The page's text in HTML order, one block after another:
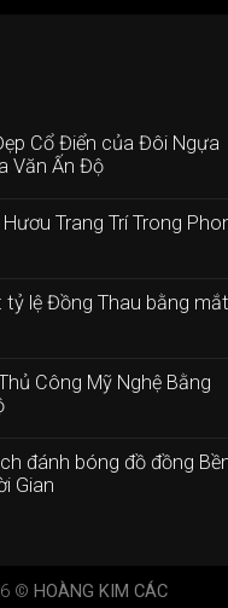
Cổ Điển của Đôi Ngựa
Văn Ấn Độ
Trang Trí Trong
tỷ lệ Đồng Thau bằng mắt
Công Mỹ Nghệ Bằng
đánh bóng đồ đồng
Gian
© HOÀNG KIM CÁC